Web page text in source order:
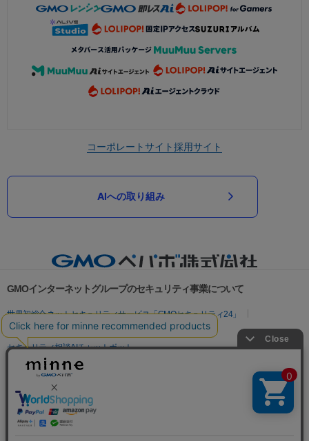
コーポレートサイト採用サイト
AIへの取り組み
GMOインターネットグループのセキュリティ事業について
世界初総合ネットセキュリティサービス「GMOセキュリティ24」
パスワード漏洩診断
Webサイトリスク診断
セキュリティ相談AIチャットボット
実在証明・盗聴対策
サイバー攻撃対策（GMO Flatt Security）
セキュリティ事業の軌跡